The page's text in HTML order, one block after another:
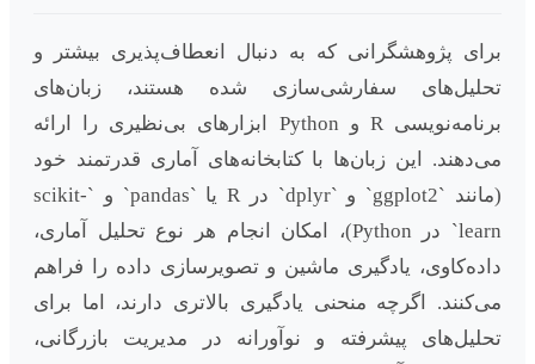
برای پژوهشگرانی که به دنبال انعطاف‌پذیری بیشتر و
تحلیل‌های سفارشی‌سازی شده هستند، زبان‌های
برنامه‌نویسی R و Python ابزارهای بی‌نظیری را ارائه
می‌دهند. این زبان‌ها با کتابخانه‌های آماری قدرتمند خود
(مانند `ggplot2` و `dplyr` در R یا `pandas` و `scikit-
learn` در Python)، امکان انجام هر نوع تحلیل آماری،
داده‌کاوی، یادگیری ماشین و تصویرسازی داده را فراهم
می‌کنند. اگرچه منحنی یادگیری بالاتری دارند، اما برای
تحلیل‌های پیشرفته و نوآورانه در مدیریت بازرگانی،